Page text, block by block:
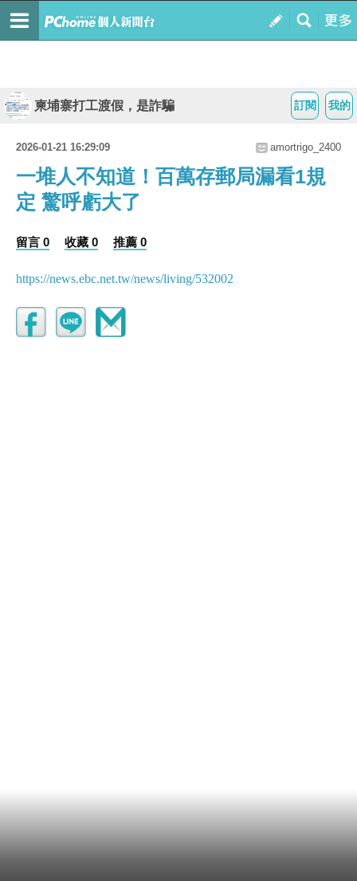
我的
訂閱
柬埔寨打工渡假，是詐騙
2026-01-21 16:29:09 amortrigo_2400
一堆人不知道！百萬存郵局漏看1規
定 驚呼虧大了
留言 0 收藏 0 推薦 0
https://news.ebc.net.tw/news/living/532002